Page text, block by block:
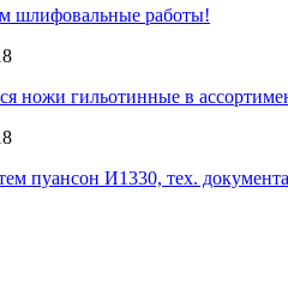
шлифовальные работы!
ножи гильотинные в
пуансон И1330, тех.